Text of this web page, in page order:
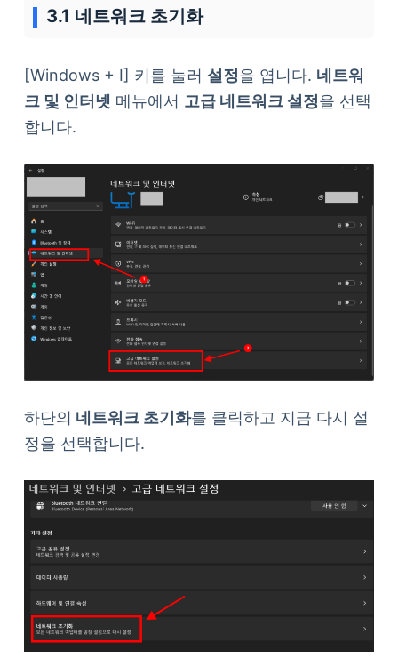
3.1 네트워크 초기화
[Windows + I] 키를 눌러 설정을 엽니다. 네트워
크 및 인터넷 메뉴에서 고급 네트워크 설정을 선택
합니다.
하단의 네트워크 초기화를 클릭하고 지금 다시 설
정을 선택합니다.